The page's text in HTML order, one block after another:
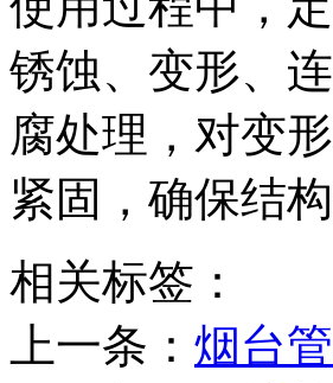
锈蚀、变形、
腐处理，对变
紧固，确保结
相关标签：
上一条： 烟台